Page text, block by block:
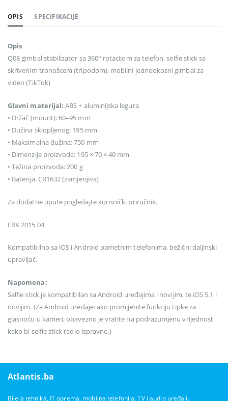
OPIS SPECIFIKACIJE
Opis
Q08 gimbal stabilizator sa 360° rotacijom za telefon, selfie stick sa
skrivenim tronošcem (tripodom), mobilni jednookosni gimbal za
video (TikTok)
Glavni materijal: ABS + aluminijska legura
• Držač (mount): 60–95 mm
• Dužina sklopljenog: 195 mm
• Maksimalna dužina: 750 mm
• Dimenzije proizvoda: 195 × 70 × 40 mm
• Težina proizvoda: 200 g
• Baterija: CR1632 (zamjenjiva)
Za dodatne upute pogledajte korisnički priručnik.
ERK 2015 04
Kompatibilno sa iOS i Android pametnim telefonima, bežični daljinski
upravljač.
Napomena:
Selfie stick je kompatibilan sa Android uređajima i novijim, te iOS 5.1 i
novijim. (Za Android uređaje: ako promijenite funkciju tipke za
glasnoću u kameri, obavezno je vratite na podrazumjenu vrijednost
kako bi selfie stick radio ispravno.)
Atlantis.ba
Bijela tehnika, IT oprema, mobilna telefonija, TV i audio uređaji.